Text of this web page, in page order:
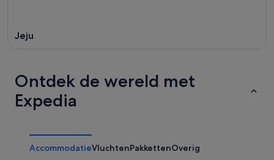
Jeju
Ontdek de wereld met
Expedia
AccommodatieVluchtenPakkettenOverig